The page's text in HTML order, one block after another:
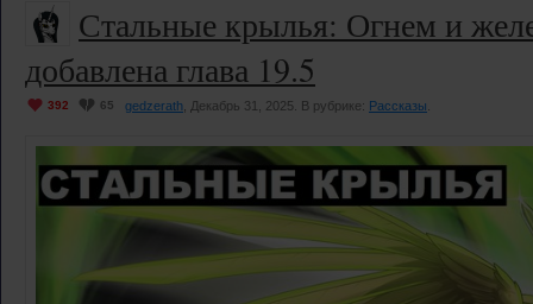
Стальные крылья: Огнем и
добавлена глава 19.5
392 65 gedzerath , Декабрь 31, 2025. В рубрике: Рассказы